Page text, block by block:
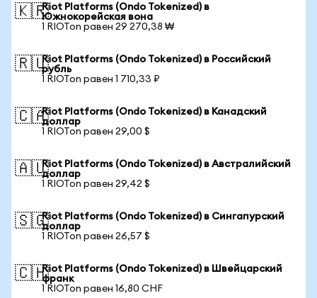
🇰🇷Riot Platforms (Ondo Tokenized) в
Южнокорейская вона
1 RIOTon равен 29 270,38 ₩
🇷🇺Riot Platforms (Ondo Tokenized) в Российский
рубль
1 RIOTon равен 1 710,33 ₽
🇨🇦Riot Platforms (Ondo Tokenized) в Канадский
доллар
1 RIOTon равен 29,00 $
🇦🇺Riot Platforms (Ondo Tokenized) в Австралийский
доллар
1 RIOTon равен 29,42 $
🇸🇬Riot Platforms (Ondo Tokenized) в Сингапурский
доллар
1 RIOTon равен 26,57 $
🇨🇭Riot Platforms (Ondo Tokenized) в Швейцарский
франк
1 RIOTon равен 16,80 CHF